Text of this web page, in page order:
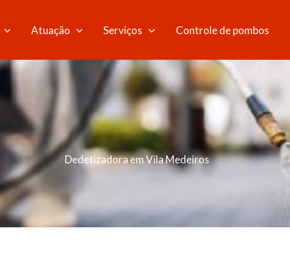
Atuação Serviços Controle de pombos
Dedetizadora em Vila Medeiros